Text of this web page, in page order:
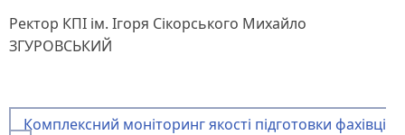
Ректор КПІ ім. Ігоря Сікорського Михайло
ЗГУРОВСЬКИЙ
Комплексний моніторинг якості підготовки фахівці